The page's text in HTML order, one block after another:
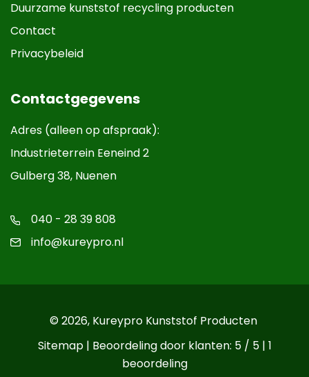
Duurzame kunststof recycling producten
Contact
Privacybeleid
Contactgegevens
Adres (alleen op afspraak):
Industrieterrein Eeneind 2
Gulberg 38, Nuenen
040 - 28 39 808
info@kureypro.nl
© 2026, Kureypro Kunststof Producten
Sitemap| Beoordeling door klanten: 5 / 5 | 1
beoordeling